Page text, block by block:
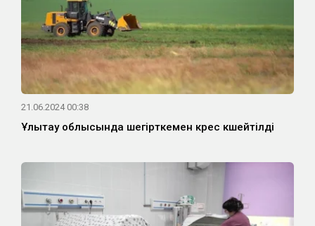
21.06.2024 00:38
Ұлытау облысында шегірткемен күрес күшейтілді